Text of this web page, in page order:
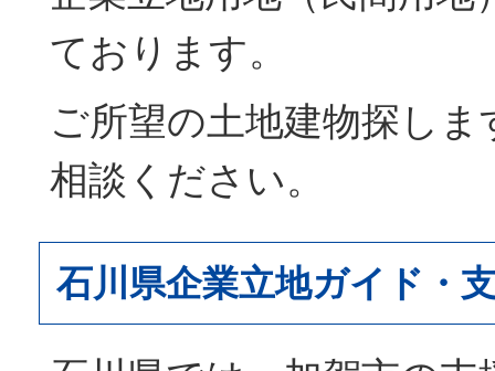
ております。
ご所望の土地建物探し
相談ください。
石川県企業立地ガイド・